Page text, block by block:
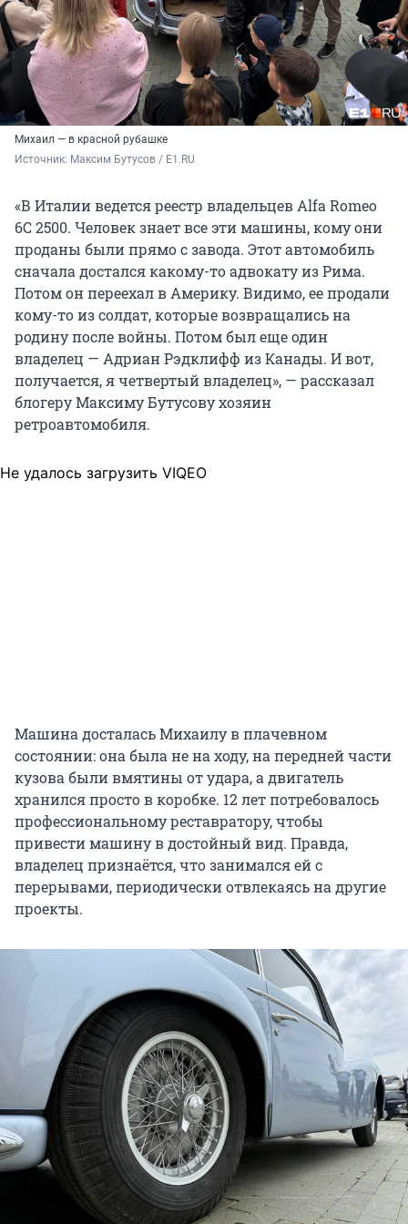
Михаил — в красной рубашке
Источник: Максим Бутусов / E1.RU
«В Италии ведется реестр владельцев Alfa Romeo
6С 2500. Человек знает все эти машины, кому они
проданы были прямо с завода. Этот автомобиль
сначала достался какому-то адвокату из Рима.
Потом он переехал в Америку. Видимо, ее продали
кому-то из солдат, которые возвращались на
родину после войны. Потом был еще один
владелец — Адриан Рэдклифф из Канады. И вот,
получается, я четвертый владелец», — рассказал
блогеру Максиму Бутусову хозяин
ретроавтомобиля.
Не удалось загрузить VIQEO
Машина досталась Михаилу в плачевном
состоянии: она была не на ходу, на передней части
кузова были вмятины от удара, а двигатель
хранился просто в коробке. 12 лет потребовалось
профессиональному реставратору, чтобы
привести машину в достойный вид. Правда,
владелец признаётся, что занимался ей с
перерывами, периодически отвлекаясь на другие
проекты.